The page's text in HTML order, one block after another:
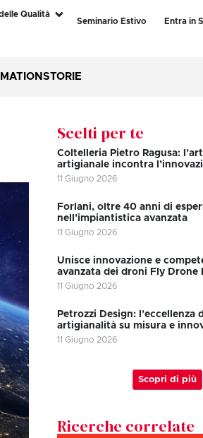
Qualità
Seminario Estivo
Entra in
STORIE
Scelti per te
Coltelleria Pietro Ragusa:
artigianale incontra
11 Giugno 2026
Forlani, oltre 40 anni di
nell’impiantistica avanzata
11 Giugno 2026
Unisce innovazione e
avanzata dei droni Fly Drone
11 Giugno 2026
Petrozzi Design: l’eccellenza
artigianalità su misura e
11 Giugno 2026
Scopri di più
Ricerche correlate